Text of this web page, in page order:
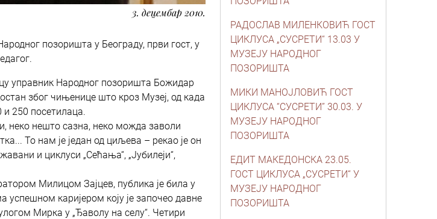
3. децембар 2010.
позоришта у Београду, први гост, у
управник Народног позоришта Божидар
због чињенице што кроз Музеј, од када
250 посетилаца.
неко нешто сазна, неко можда заволи
То нам је један од циљева – рекао је он
и циклуси „Сећања“, „Јубилеји“,
Милицом Зајцев, публика је била у
каријером коју је започео давне
Мирка у „Ђаволу на селу“. Четири
РАДОСЛАВ МИЛЕНКОВИЋ ГОСТ
ЦИКЛУСА „СУСРЕТИ“ 13.03 У
МУЗЕЈУ НАРОДНОГ
ПОЗОРИШТА
МИКИ МАНОЈЛОВИЋ ГОСТ
ЦИКЛУСА “СУСРЕТИ” 30.03. У
МУЗЕЈУ НАРОДНОГ
ПОЗОРИШТА
ЕДИТ МАКЕДОНСКА 23.05.
ГОСТ ЦИКЛУСА „СУСРЕТИ“ У
МУЗЕЈУ НАРОДНОГ
ПОЗОРИШТА